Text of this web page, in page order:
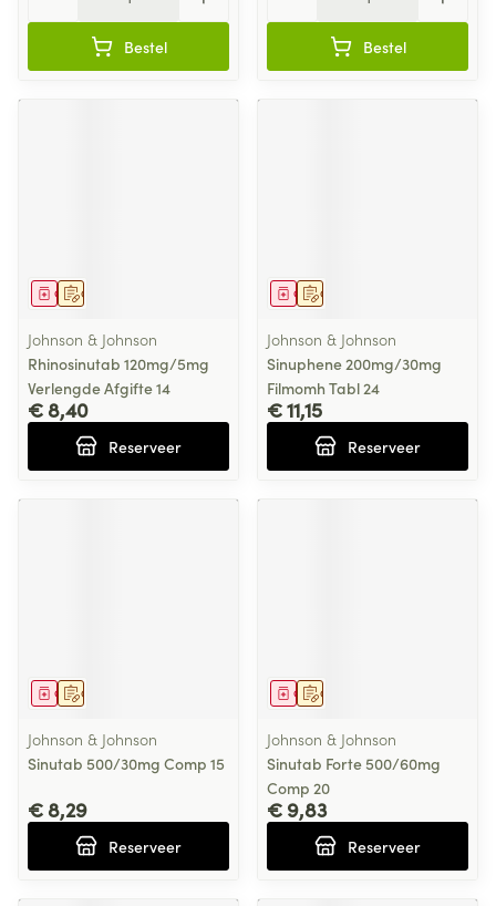
Bestel Bestel
Op voorschrift
Geneesmiddel
Johnson & Johnson
Rhinosinutab 120mg/5mg
Verlengde Afgifte 14
€ 8,40
Reserveer
Op voorschrift
Geneesmiddel
Johnson & Johnson
Sinuphene 200mg/30mg
Filmomh Tabl 24
€ 11,15
Reserveer
Op voorschrift
Geneesmiddel
Johnson & Johnson
Sinutab 500/30mg Comp 15
€ 8,29
Reserveer
Op voorschrift
Geneesmiddel
Johnson & Johnson
Sinutab Forte 500/60mg
Comp 20
€ 9,83
Reserveer